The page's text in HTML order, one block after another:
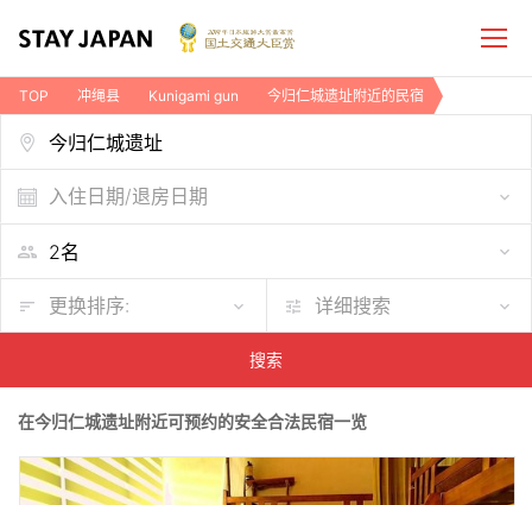
TOP 冲绳县 Kunigami gun 今归仁城遗址附近的民宿
入住日期/退房日期
更换排序: 详细搜索
搜索
在今归仁城遗址附近可预约的安全合法民宿一览